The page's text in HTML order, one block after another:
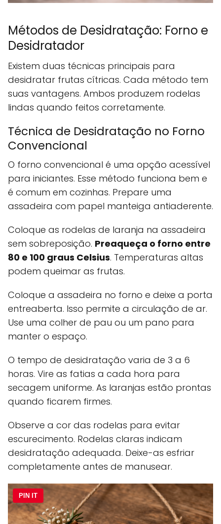
Métodos de Desidratação: Forno e
Desidratador
Existem duas técnicas principais para
desidratar frutas cítricas. Cada método tem
suas vantagens. Ambos produzem rodelas
lindas quando feitos corretamente.
Técnica de Desidratação no Forno
Convencional
O forno convencional é uma opção acessível
para iniciantes. Esse método funciona bem e
é comum em cozinhas. Prepare uma
assadeira com papel manteiga antiaderente.
Coloque as rodelas de laranja na assadeira
sem sobreposição. Preaqueça o forno entre
80 e 100 graus Celsius. Temperaturas altas
podem queimar as frutas.
Coloque a assadeira no forno e deixe a porta
entreaberta. Isso permite a circulação de ar.
Use uma colher de pau ou um pano para
manter o espaço.
O tempo de desidratação varia de 3 a 6
horas. Vire as fatias a cada hora para
secagem uniforme. As laranjas estão prontas
quando ficarem firmes.
Observe a cor das rodelas para evitar
escurecimento. Rodelas claras indicam
desidratação adequada. Deixe-as esfriar
completamente antes de manusear.
PIN IT